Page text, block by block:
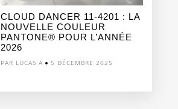
CLOUD DANCER 11-4201 : LA
NOUVELLE COULEUR
PANTONE® POUR L’ANNÉE
2026
PAR LUCAS A 5 DÉCEMBRE 2025